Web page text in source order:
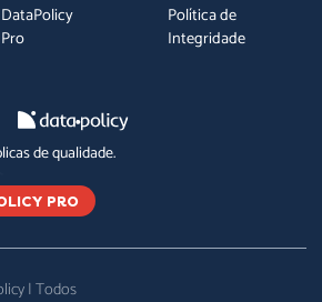
DataPolicy
Pro
Política de
Integridade
de qualidade.
PRO
| Todos